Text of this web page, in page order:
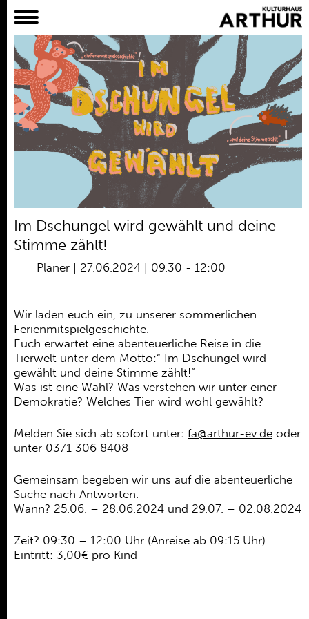
Planer
Alles
Konzert
Film
Bühne
Workshop
Kreativangebote
Projekte
Verein
Ehrenamt
Kooperationen
Förderer
Kontakt
Im Dschungel wird gewählt und deine
Stimme zählt!
Planer 27.06.2024 | 09.30 - 12:00
Wir laden euch ein, zu unserer sommerlichen
Ferienmitspielgeschichte.
Euch erwartet eine abenteuerliche Reise in die
Tierwelt unter dem Motto:“ Im Dschungel wird
gewählt und deine Stimme zählt!“
Was ist eine Wahl? Was verstehen wir unter einer
Demokratie? Welches Tier wird wohl gewählt?
Melden Sie sich ab sofort unter: fa@arthur-ev.de oder
unter 0371 306 8408
Gemeinsam begeben wir uns auf die abenteuerliche
Suche nach Antworten.
Wann? 25.06. – 28.06.2024 und 29.07. – 02.08.2024
Zeit? 09:30 – 12:00 Uhr (Anreise ab 09:15 Uhr)
Eintritt: 3,00€ pro Kind